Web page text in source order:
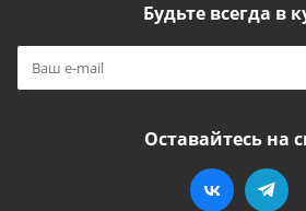
Будьте всегда в
Оставайтесь на